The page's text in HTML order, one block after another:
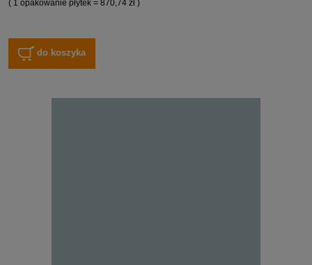
( 1 opakowanie płytek = 870,74 zł )
do koszyka